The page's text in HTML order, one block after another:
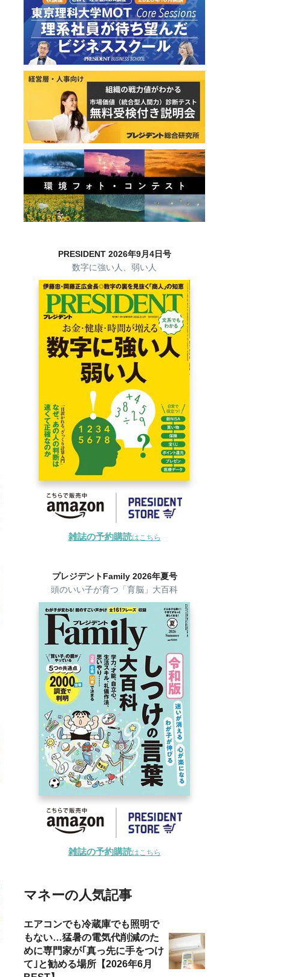
PRESIDENT 2026年9月4日号
数字に強い人、弱い人
雑誌の予約購読はこちら
プレジデントFamily 2026年夏号
頭のいい子が育つ「育脳」大百科
雑誌の予約購読はこちら
マネーの人気記事
エアコンでも冷蔵庫でも照明で
もない…猛暑の電気代削減のた
めに専門家が｢真っ先に手をつけ
て｣と勧める場所【2026年6月